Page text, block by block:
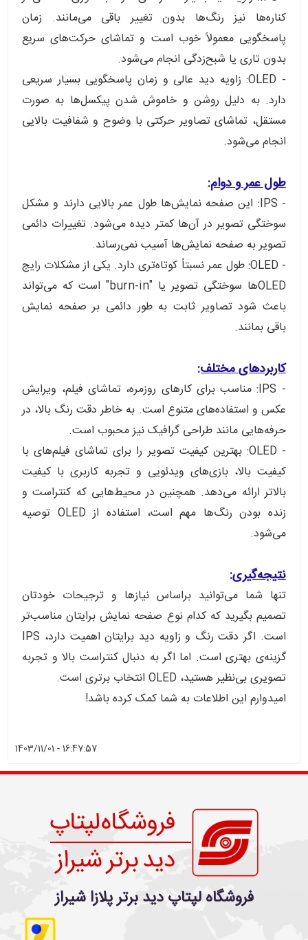
کناره‌ها نیز رنگ‌ها بدون تغییر باقی می‌مانند. زمان
پاسخگویی معمولاً خوب است و تماشای حرکت‌های سریع
بدون تاری یا شبح‌زدگی انجام می‌شود.
- OLED: زاویه دید عالی و زمان پاسخگویی بسیار سریعی
دارد. به دلیل روشن و خاموش شدن پیکسل‌ها به صورت
مستقل، تماشای تصاویر حرکتی با وضوح و شفافیت بالایی
انجام می‌شود.
طول عمر و دوام:
- IPS: این صفحه نمایش‌ها طول عمر بالایی دارند و مشکل
سوختگی تصویر در آن‌ها کمتر دیده می‌شود. تغییرات دائمی
تصویر به صفحه نمایش‌ها آسیب نمی‌رساند.
- OLED: طول عمر نسبتاً کوتاه‌تری دارد. یکی از مشکلات رایج
OLEDها سوختگی تصویر یا "burn-in" است که می‌تواند
باعث شود تصاویر ثابت به طور دائمی بر صفحه نمایش
باقی بمانند.
کاربردهای مختلف:
- IPS: مناسب برای کارهای روزمره، تماشای فیلم، ویرایش
عکس و استفاده‌های متنوع است. به خاطر دقت رنگ بالا، در
حرفه‌هایی مانند طراحی گرافیک نیز محبوب است.
- OLED: بهترین کیفیت تصویر را برای تماشای فیلم‌های با
کیفیت بالا، بازی‌های ویدئویی و تجربه کاربری با کیفیت
بالاتر ارائه می‌دهد. همچنین در محیط‌هایی که کنتراست و
زنده بودن رنگ‌ها مهم است، استفاده از OLED توصیه
می‌شود.
نتیجه‌گیری:
تنها شما می‌توانید براساس نیازها و ترجیحات خودتان
تصمیم بگیرید که کدام نوع صفحه نمایش برایتان مناسب‌تر
است. اگر دقت رنگ و زاویه دید برایتان اهمیت دارد، IPS
گزینه‌ی بهتری است. اما اگر به دنبال کنتراست بالا و تجربه
تصویری بی‌نظیر هستید، OLED انتخاب برتری است.
امیدوارم این اطلاعات به شما کمک کرده باشد!
1403/11/01 - 16:47:57
فروشگاه لپتاپ دید برتر پلازا شیراز